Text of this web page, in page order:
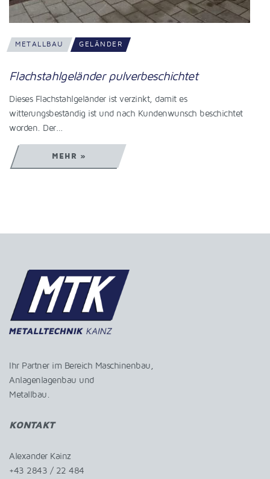
METALLBAU GELÄNDER
Flachstahlgeländer pulverbeschichtet
Dieses Flachstahlgeländer ist verzinkt, damit es
witterungsbeständig ist und nach Kundenwunsch beschichtet
worden. Der…
MEHR »
Ihr Partner im Bereich Maschinenbau,
Anlagenlagenbau und
Metallbau.
KONTAKT
Alexander Kainz
+43 2843 / 22 484